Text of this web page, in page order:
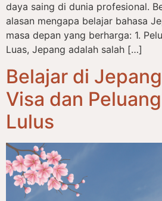
daya saing di dunia profesional.
alasan mengapa belajar bahasa
masa depan yang berharga: 1.
Luas, Jepang adalah salah […]
Belajar di
Visa dan
Lulus